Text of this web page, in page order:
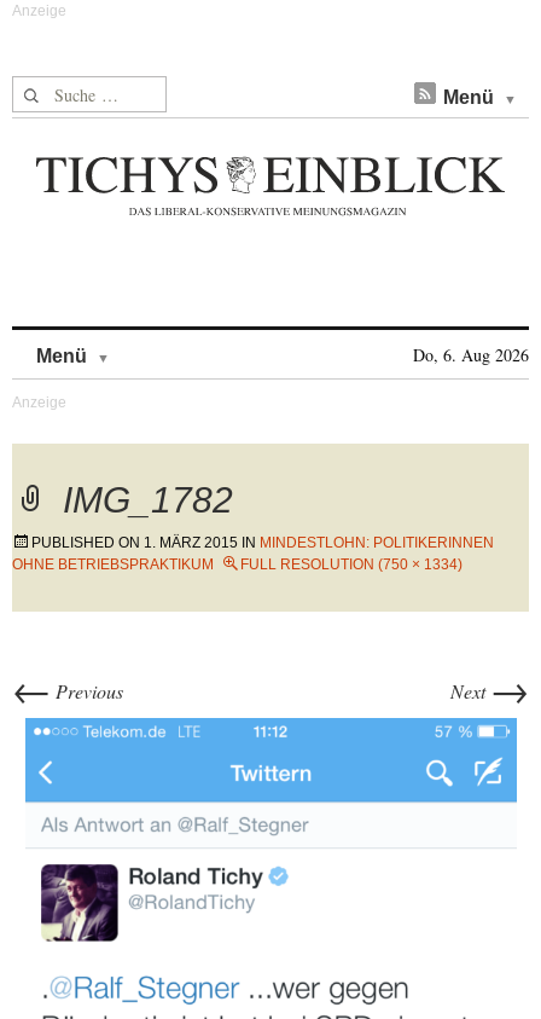
Suche nach: Menü
Menü Do, 6. Aug 2026
IMG_1782
PUBLISHED ON 1. MÄRZ 2015 IN MINDESTLOHN: POLITIKERINNEN
OHNE BETRIEBSPRAKTIKUM
FULL RESOLUTION (750 × 1334)
← Previous Next →